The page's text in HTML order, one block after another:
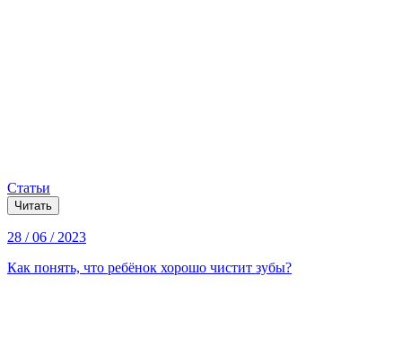
Статьи
Читать
28 / 06 / 2023
Как понять, что ребёнок хорошо чистит зубы?